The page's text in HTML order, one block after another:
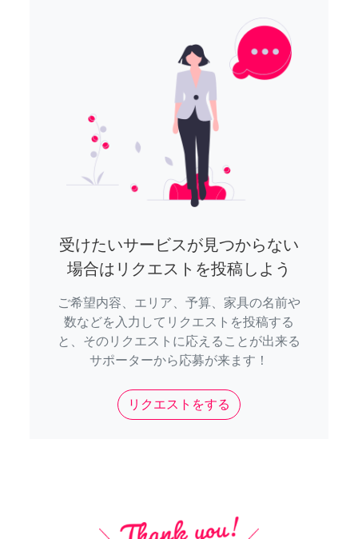
受けたいサービスが見つからない
場合はリクエストを投稿しよう
ご希望内容、エリア、予算、家具の名前や
数などを入力してリクエストを投稿する
と、そのリクエストに応えることが出来る
サポーターから応募が来ます！
リクエストをする